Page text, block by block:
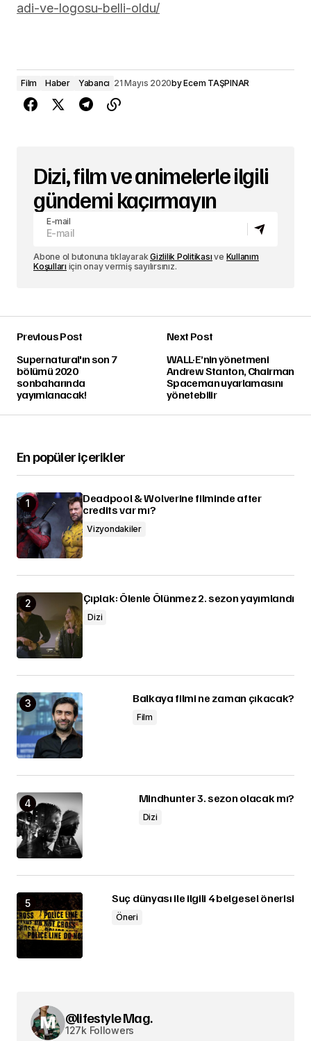
adi-ve-logosu-belli-oldu/
Film Haber Yabancı 21 Mayıs 2020byEcem TAŞPINAR
Dizi, film ve animelerle ilgili
gündemi kaçırmayın
E-mail
Abone ol butonuna tıklayarakGizlilik Politikası ve Kullanım
Koşulları için onay vermiş sayılırsınız.
Previous Post
Supernatural'ın son 7
bölümü 2020
sonbaharında
yayımlanacak!
Next Post
WALL·E’nin yönetmeni
Andrew Stanton, Chairman
Spaceman uyarlamasını
yönetebilir
En popüler içerikler
Deadpool & Wolverine filminde after
credits var mı?
Vizyondakiler
Çıplak: Ölenle Ölünmez 2. sezon yayımlandı
Dizi
Balkaya filmi ne zaman çıkacak?
Film
Mindhunter 3. sezon olacak mı?
Dizi
Suç dünyası ile ilgili 4 belgesel önerisi
Öneri
@lifestyle Mag.
127k Followers